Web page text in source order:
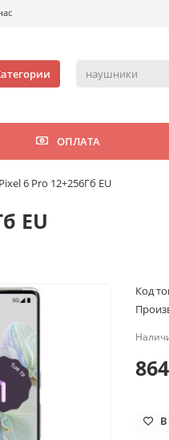
ОПЛАТА
6 Pro 12+256Гб EU
EU
Код